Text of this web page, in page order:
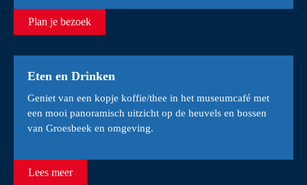
Plan je bezoek
Eten en Drinken
Geniet van een kopje koffie/thee in het museumcafé met
een mooi panoramisch uitzicht op de heuvels en bossen
van Groesbeek en omgeving.
Lees meer